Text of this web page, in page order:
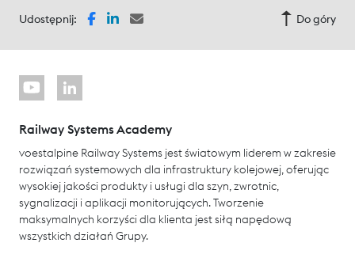
Udostępnij: Do góry
Railway Systems Academy
voestalpine Railway Systems jest światowym liderem w zakresie
rozwiązań systemowych dla infrastruktury kolejowej, oferując
wysokiej jakości produkty i usługi dla szyn, zwrotnic,
sygnalizacji i aplikacji monitorujących. Tworzenie
maksymalnych korzyści dla klienta jest siłą napędową
wszystkich działań Grupy.